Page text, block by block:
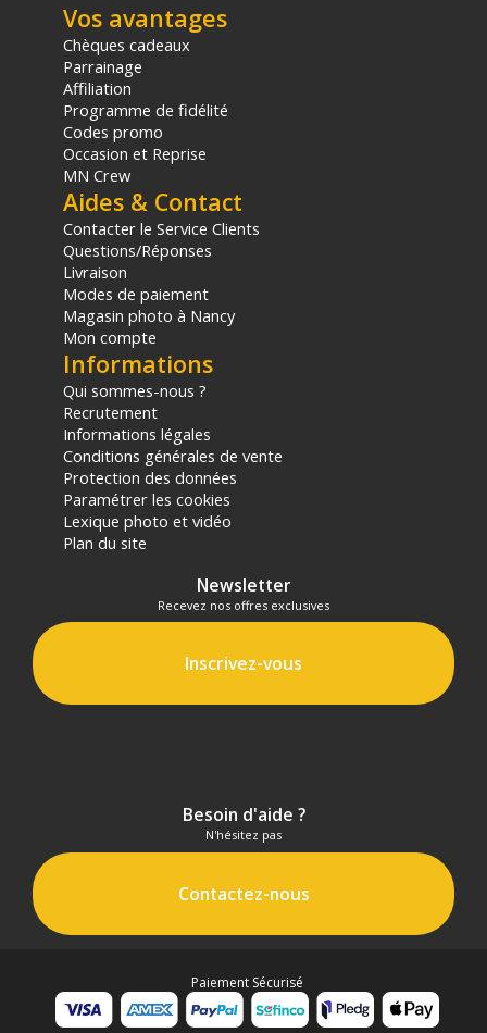
Vos avantages
Chèques cadeaux
Parrainage
Affiliation
Programme de fidélité
Codes promo
Occasion et Reprise
MN Crew
Aides & Contact
Contacter le Service Clients
Questions/Réponses
Livraison
Modes de paiement
Magasin photo à Nancy
Mon compte
Informations
Qui sommes-nous ?
Recrutement
Informations légales
Conditions générales de vente
Protection des données
Paramétrer les cookies
Lexique photo et vidéo
Plan du site
Newsletter
Recevez nos offres exclusives
Inscrivez-vous
Besoin d'aide ?
N'hésitez pas
Contactez-nous
Paiement Sécurisé